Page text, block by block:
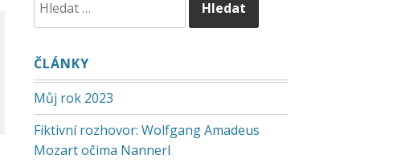
ČLÁNKY
Můj rok 2023
Fiktivní rozhovor: Wolfgang Amadeus
Mozart očima Nannerl